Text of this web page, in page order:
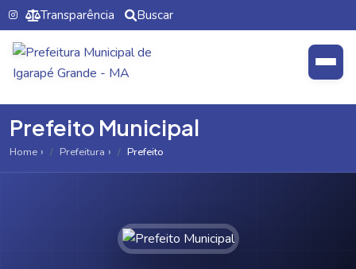
Transparência Buscar
Prefeito Municipal
Home Prefeitura Prefeito